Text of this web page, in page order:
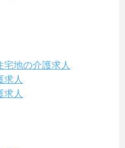
地の介護求人
求人
求人